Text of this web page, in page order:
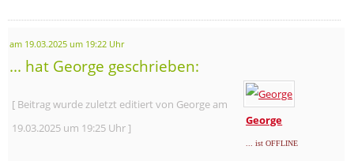
am 19.03.2025 um 19:22 Uhr
... hat George geschrieben:
George
... ist OFFLINE
[ Beitrag wurde zuletzt editiert von George am
19.03.2025 um 19:25 Uhr ]